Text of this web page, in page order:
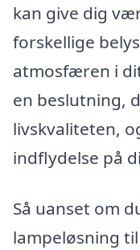
kan give dig
forskellige
atmosfæren i
en beslutning,
livskvaliteten,
indflydelse på
Så uanset om
lampeløsning